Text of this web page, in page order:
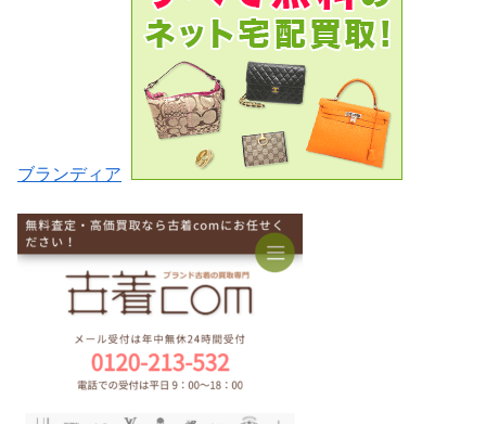
ブランディア